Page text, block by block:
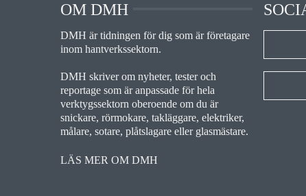
OM DMH
DMH är tidningen för dig som är företagare
inom hantverkssektorn.
DMH skriver om nyheter, tester och
reportage som är anpassade för hela
verktygssektorn oberoende om du är
snickare, rörmokare, takläggare, elektriker,
målare, sotare, plåtslagare eller glasmästare.
LÄS MER OM DMH